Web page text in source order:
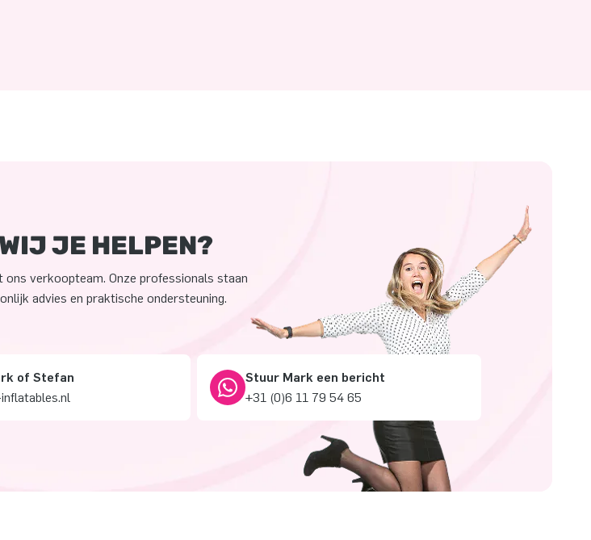
JE HELPEN?
verkoopteam. Onze professionals staan
advies en praktische ondersteuning.
of Stefan
Stuur Mark een bericht
+31 (0)6 11 79 54 65